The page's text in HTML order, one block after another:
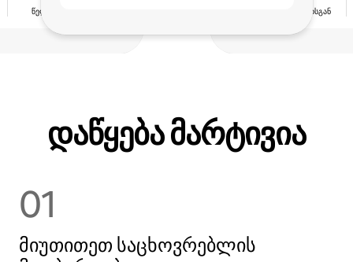
წელი მასპინძლად შეფასება სტუმრებისგან
დაწყება მარტივია
01
მიუთითეთ საცხოვრებლის